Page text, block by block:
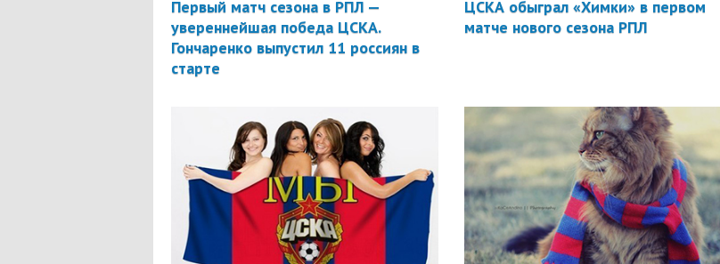
Первый матч сезона в РПЛ —
увереннейшая победа ЦСКА.
Гончаренко выпустил 11 россиян в
старте
ЦСКА обыграл «Химки» в первом
матче нового сезона РПЛ